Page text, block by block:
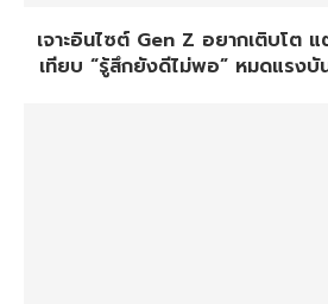
เจาะอินไซต์ Gen Z อยากเติบโต
เทียบ “รู้สึกยังดีไม่พอ” หมดแรง